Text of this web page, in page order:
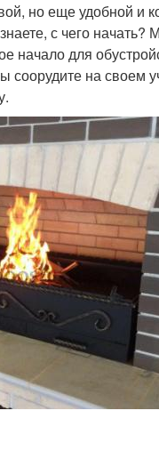
но еще удобной и
с чего
для
соорудите на своем